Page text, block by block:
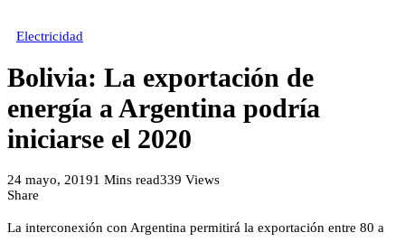
Electricidad
Bolivia: La exportación de
energía a Argentina podría
iniciarse el 2020
24 mayo, 20191 Mins read339 Views
Share
La interconexión con Argentina permitirá la exportación entre 80 a